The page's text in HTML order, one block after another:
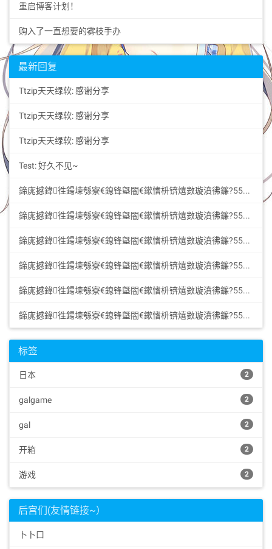
重启博客计划！
购入了一直想要的雾枝手办
最新回复
Ttzip天天绿软: 感谢分享
Ttzip天天绿软: 感谢分享
Ttzip天天绿软: 感谢分享
Test: 好久不见~
鍗庣撼鍏徃鍚堜綔寮€鎴锋墍闇€鏉愭枡锛熺數璇濆彿鐮?5587291507 寰俊STS5099: 华纳圣淘沙公司开户新手教程零基础学会（183-8890...
鍗庣撼鍏徃鍚堜綔寮€鎴锋墍闇€鏉愭枡锛熺數璇濆彿鐮?5587291507 寰俊STS5099: 华纳圣淘沙公司开户新手教程零基础学会（183-8890...
鍗庣撼鍏徃鍚堜綔寮€鎴锋墍闇€鏉愭枡锛熺數璇濆彿鐮?5587291507 寰俊STS5099: 华纳圣淘沙公司开户新手教程零基础学会（183-8890...
鍗庣撼鍏徃鍚堜綔寮€鎴锋墍闇€鏉愭枡锛熺數璇濆彿鐮?5587291507 寰俊STS5099: 华纳圣淘沙公司开户新手教程零基础学会（183-8890...
鍗庣撼鍏徃鍚堜綔寮€鎴锋墍闇€鏉愭枡锛熺數璇濆彿鐮?5587291507 寰俊STS5099: 华纳圣淘沙开户步骤详解（183-8890-9465—?...
鍗庣撼鍏徃鍚堜綔寮€鎴锋墍闇€鏉愭枡锛熺數璇濆彿鐮?5587291507 寰俊STS5099: 华纳圣淘沙开户步骤详解（183-8890-9465—?...
标签
日本 2
galgame 2
gal 2
开箱 2
游戏 2
后宫们(友情链接~）
卜卜口